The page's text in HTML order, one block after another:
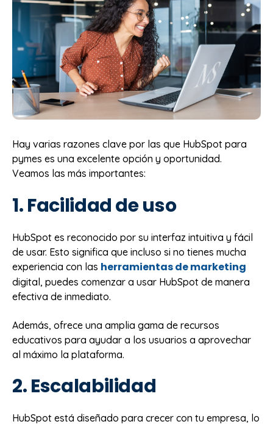
Hay varias razones clave por las que HubSpot para
pymes es una excelente opción y oportunidad.
Veamos las más importantes:
1. Facilidad de uso
HubSpot es reconocido por su interfaz intuitiva y fácil
de usar. Esto significa que incluso si no tienes mucha
experiencia con las herramientas de marketing
digital, puedes comenzar a usar HubSpot de manera
efectiva de inmediato.
Además, ofrece una amplia gama de recursos
educativos para ayudar a los usuarios a aprovechar
al máximo la plataforma.
2. Escalabilidad
HubSpot está diseñado para crecer con tu empresa, lo